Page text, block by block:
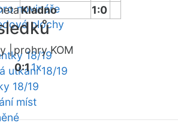
novináře
plochy
18/19
utkání 18/19
18/19
míst
Kladno 1:0
|prohry KOM
0:11x